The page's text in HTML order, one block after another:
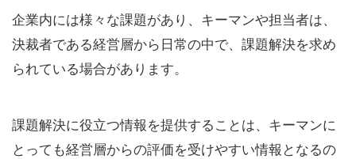
企業内には様々な課題があり、キーマンや担当者は、
決裁者である経営層から日常の中で、課題解決を求め
られている場合があります。
課題解決に役立つ情報を提供することは、キーマンに
とっても経営層からの評価を受けやすい情報となるの